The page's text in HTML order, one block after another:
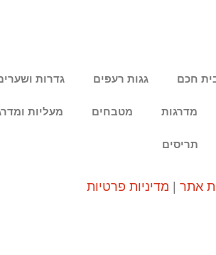
חכם גגות רעפים גדרות
מדרגות מטבחים מעליות
תריסים
אתר| מדיניות פרטיות